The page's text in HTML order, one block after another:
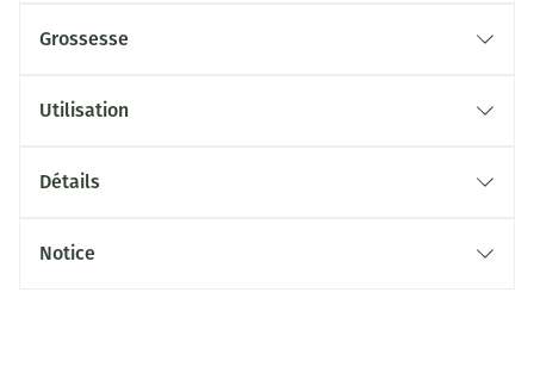
Grossesse
Utilisation
Détails
Notice